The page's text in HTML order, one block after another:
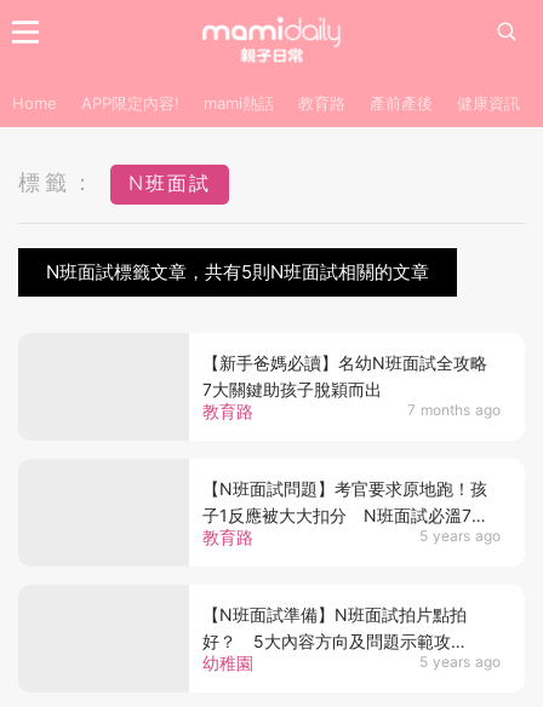
Home APP限定內容! mami熱話 教育路 產前產後 健康資訊
標籤： N班面試
N班面試標籤文章，共有5則N班面試相關的文章
教育路 7 months ago
【新手爸媽必讀】名幼N班面試全攻略
7大關鍵助孩子脫穎而出
教育路 5 years ago
【N班面試問題】考官要求原地跑！孩
子1反應被大大扣分 N班面試必溫7大
題型
幼稚園 5 years ago
【N班面試準備】N班面試拍片點拍
好？ 5大內容方向及問題示範攻
略！